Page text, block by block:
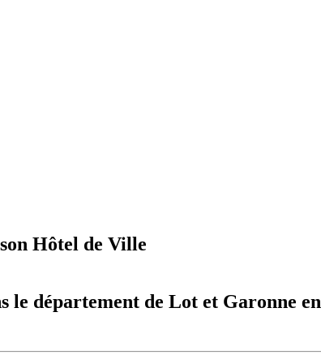
Hôtel de Ville
le département de Lot et Garonne en